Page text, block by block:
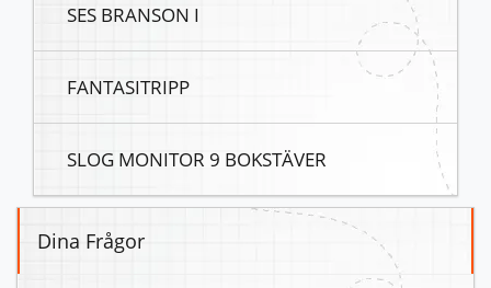
SES BRANSON I
FANTASITRIPP
SLOG MONITOR 9 BOKSTÄVER
Dina Frågor